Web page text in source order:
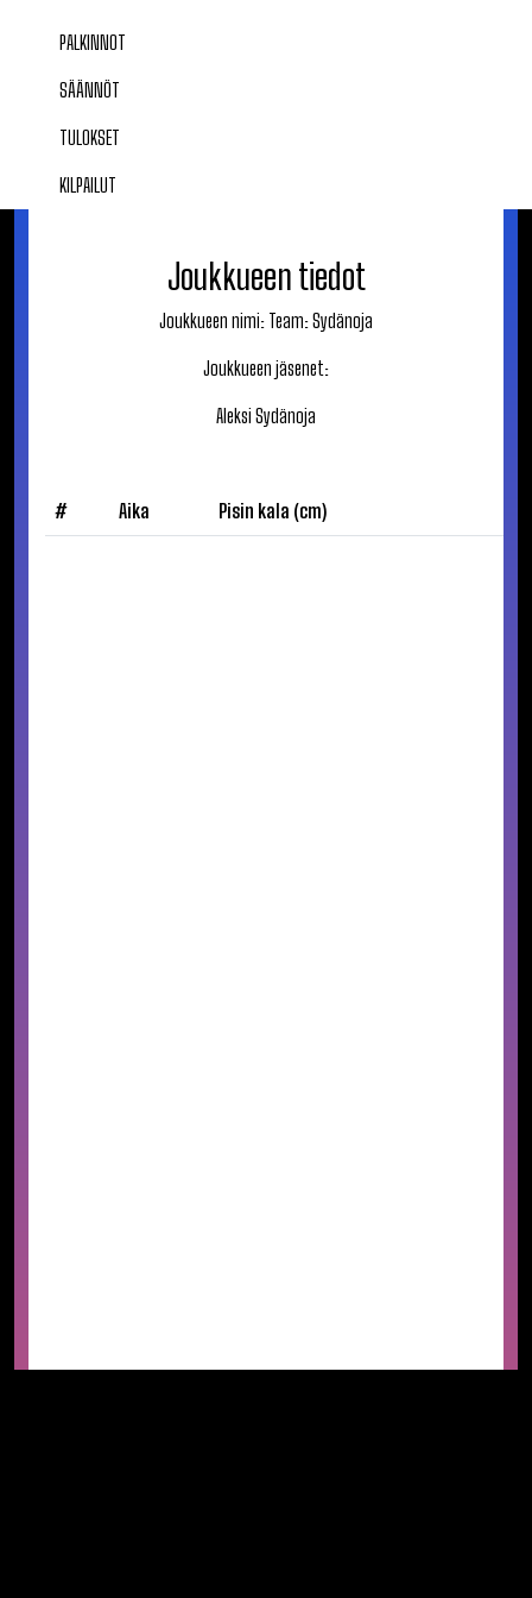
PALKINNOT
SÄÄNNÖT
TULOKSET
KILPAILUT
Joukkueen tiedot
Joukkueen nimi: Team: Sydänoja
Joukkueen jäsenet:
Aleksi Sydänoja
# Aika Pisin kala (cm)